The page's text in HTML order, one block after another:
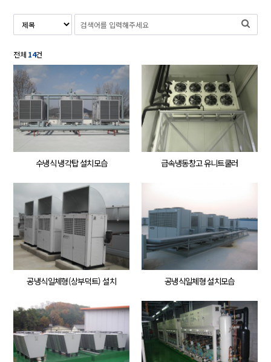
전체 14건
수냉식 냉각탑 설치모습 급속냉동창고 유니트쿨러
공냉식일체형(상부덕트) 설치 공냉식일체형 설치모습